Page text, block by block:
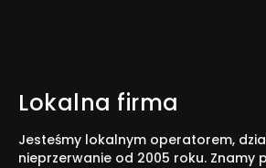
Lokalna firma
Jesteśmy lokalnym operatorem,
nieprzerwanie od 2005 roku. Znamy